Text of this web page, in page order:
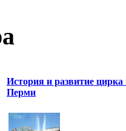
История и развитие цирка
Перми